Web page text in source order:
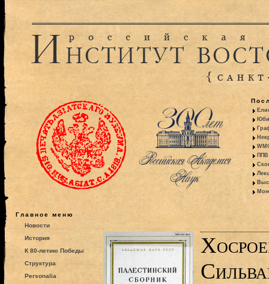
ППВ
Главное меню
Новости
История
К 80-летию Победы
Структура
Personalia